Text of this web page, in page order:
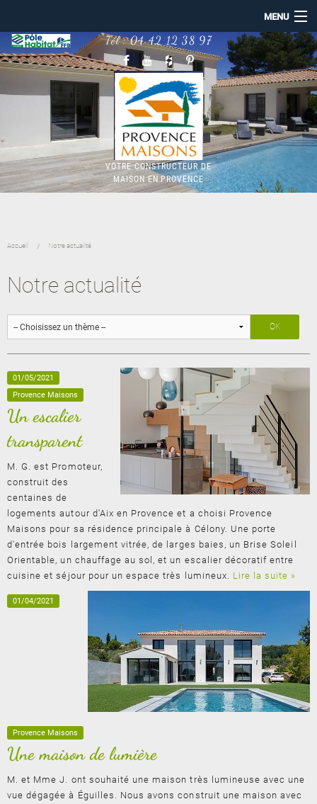
VOTRE CONSTRUCTEUR DE
MAISON EN PROVENCE
Tél :04 42 12 38 97
MENU
ACCUEIL
PROVENCE MAISONS
NOS RÉALISATIONS
CONSTRUCTION MAISON
MAISON BBC RE2020
NOTRE ACTUALITÉ
Accueil Notre actualité
Notre actualité
01/05/2021
Provence Maisons
Un escalier
transparent
M. G. est Promoteur,
construit des
centaines de
logements autour d'Aix en Provence et a choisi Provence
Maisons pour sa résidence principale à Célony. Une porte
d'entrée bois largement vitrée, de larges baies, un Brise Soleil
Orientable, un chauffage au sol, et un escalier décoratif entre
cuisine et séjour pour un espace très lumineux. Lire la suite »
01/04/2021
Provence Maisons
Une maison de lumière
M. et Mme J. ont souhaité une maison très lumineuse avec une
vue dégagée à Éguilles. Nous avons construit une maison avec